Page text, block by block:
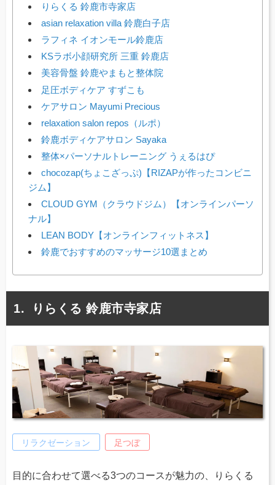
りらくる 鈴鹿市寺家店
asian relaxation villa 鈴鹿白子店
ラフィネ イオンモール鈴鹿店
KSラボ小顔研究所 三重 鈴鹿店
美容骨盤 鈴鹿やまもと整体院
足圧ボディケア すずこも
ケアサロン Mayumi Precious
relaxation salon repos（ルポ）
鈴鹿ボディケアサロン Sayaka
整体×パーソナルトレーニング うぇるはぴ
chocozap(ちょこざっぷ)【RIZAPが作ったコンビニ
ジム】
CLOUD GYM（クラウドジム）【オンラインパーソ
ナル】
LEAN BODY【オンラインフィットネス】
鈴鹿でおすすめのマッサージ10選まとめ
りらくる 鈴鹿市寺家店
リラクゼーション 足つぼ
目的に合わせて選べる3つのコースが魅力の、りらくる